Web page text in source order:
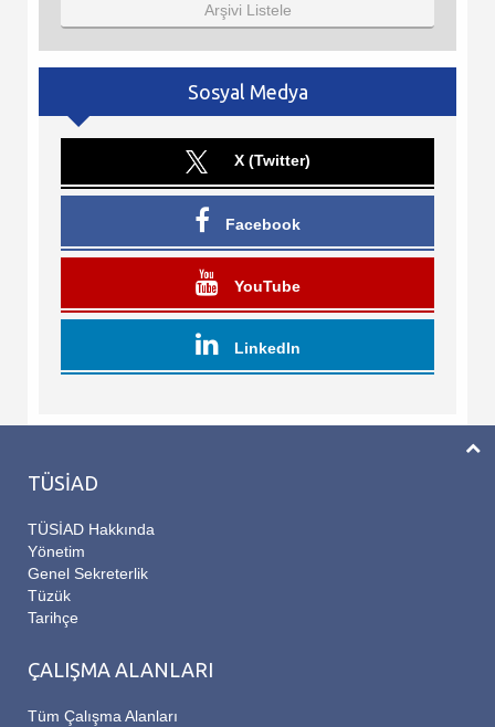
Arşivi Listele
Sosyal Medya
X (Twitter)
Facebook
YouTube
LinkedIn
TÜSİAD
TÜSİAD Hakkında
Yönetim
Genel Sekreterlik
Tüzük
Tarihçe
ÇALIŞMA ALANLARI
Tüm Çalışma Alanları